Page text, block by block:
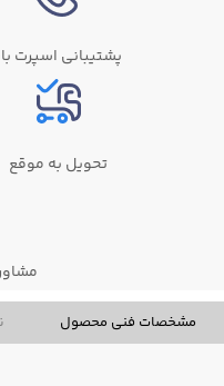
پشتیبانی اسپرت
تحویل به موقع
مشخصات فنی محصول